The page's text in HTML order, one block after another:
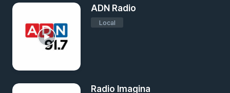
ADN Radio
Local
Radio Imagina